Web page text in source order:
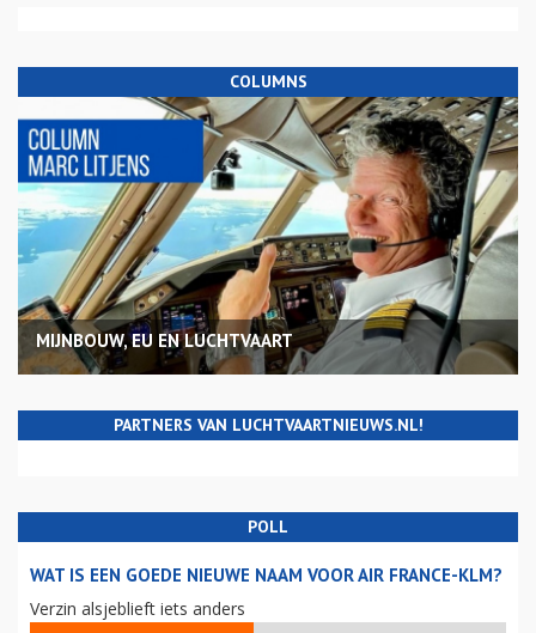
COLUMNS
MIJNBOUW, EU EN LUCHTVAART
PARTNERS VAN LUCHTVAARTNIEUWS.NL!
POLL
WAT IS EEN GOEDE NIEUWE NAAM VOOR AIR FRANCE-KLM?
Verzin alsjeblieft iets anders